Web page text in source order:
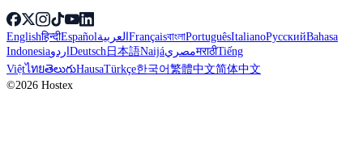
Englishहिन्दीEspañolالعربيةFrançaisবাংলাPortuguêsItalianoРусскийBahasa
IndonesiaاردوDeutsch日本語NaijáمصريमराठीTiếng
ViệtไทยతెలుగుHausaTürkçe한국어繁體中文简体中文
©2026 Hostex